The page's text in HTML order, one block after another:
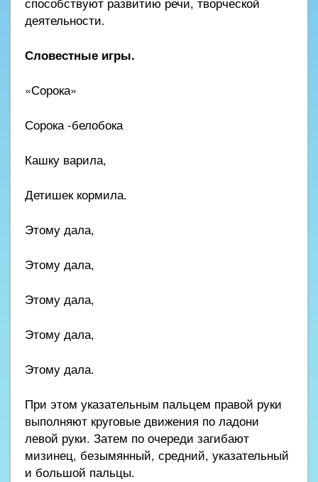
деятельности.
Словестные игры.
«Сорока»
Сорока -белобока
Кашку варила,
Детишек кормила.
Этому дала,
Этому дала,
Этому дала,
Этому дала,
Этому дала.
При этом указательным пальцем правой руки
выполняют круговые движения по ладони
левой руки. Затем по очереди загибают
мизинец, безымянный, средний, указательный
и большой пальцы.